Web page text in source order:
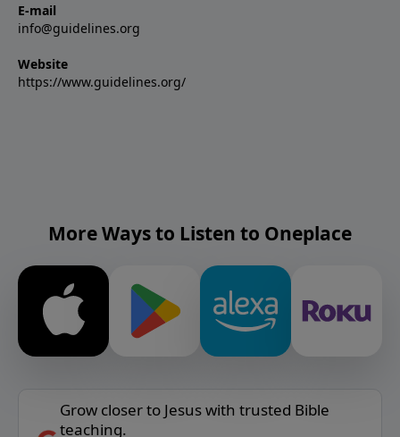
E-mail
info@guidelines.org
Website
https://www.guidelines.org/
More Ways to Listen to Oneplace
Grow closer to Jesus with trusted Bible
teaching.